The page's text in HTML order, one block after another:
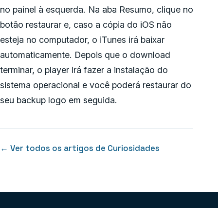
no painel à esquerda. Na aba Resumo, clique no
botão restaurar e, caso a cópia do iOS não
esteja no computador, o iTunes irá baixar
automaticamente. Depois que o download
terminar, o player irá fazer a instalação do
sistema operacional e você poderá restaurar do
seu backup logo em seguida.
← Ver todos os artigos de Curiosidades